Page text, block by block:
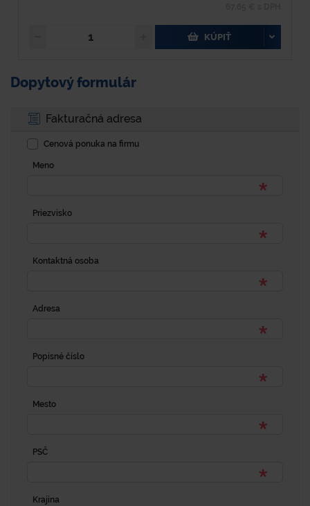
KÚPIŤ
Dopytový formulár
Fakturačná adresa
Cenová ponuka na firmu
Meno
Priezvisko
Kontaktná osoba
Adresa
Popisné číslo
Mesto
PSČ
Krajina